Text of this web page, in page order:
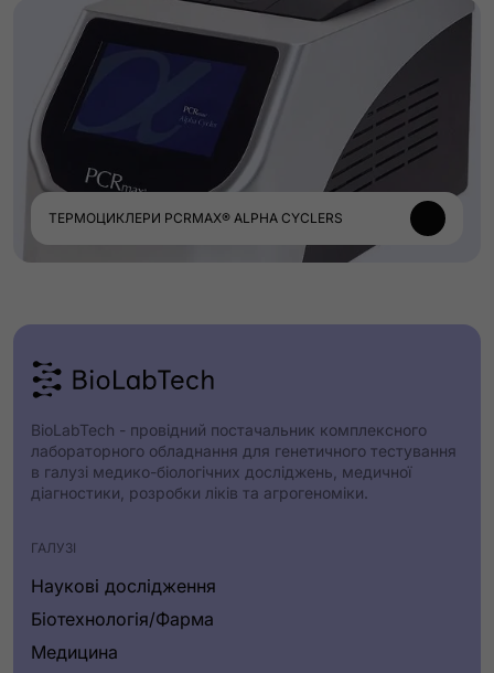
ТЕРМОЦИКЛЕРИ PCRMAX® ALPHA CYCLERS
BioLabTech - провідний постачальник комплексного
лабораторного обладнання для генетичного тестування
в галузі медико-біологічних досліджень, медичної
діагностики, розробки ліків та агрогеноміки.
ГАЛУЗІ
Наукові дослідження
Біотехнологія/Фарма
Медицина